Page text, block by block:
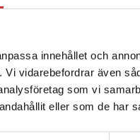
innehållet och
vidarebefordrar även
som vi
eller som de har
som att du besöker
Sverige. Vi erbjuder
För att kunna slutföra ett
vara i Sverige.